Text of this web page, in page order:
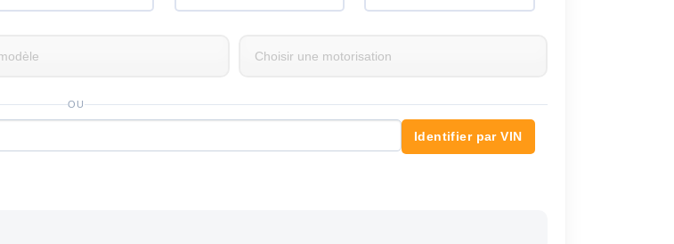
OU
Identifier par VIN